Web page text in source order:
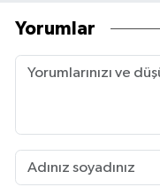
Yorumlar